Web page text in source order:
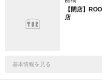
【閉店】
店
基本情報を見る